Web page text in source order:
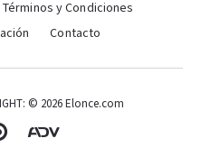
Términos y Condiciones
Contacto
© 2026 Elonce.com